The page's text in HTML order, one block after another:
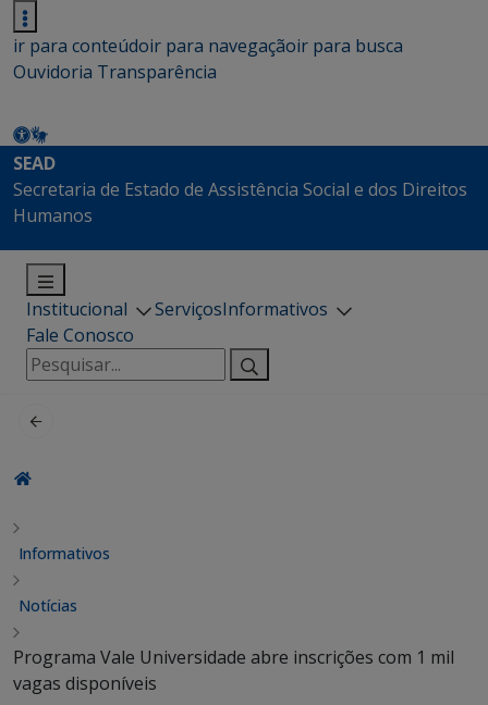
ir para conteúdoir para navegaçãoir para busca
Ouvidoria Transparência
SEAD
Secretaria de Estado de Assistência Social e dos Direitos
Humanos
Institucional ServiçosInformativos
Fale Conosco
Pesquisar
por:
Informativos
Notícias
Programa Vale Universidade abre inscrições com 1 mil
vagas disponíveis